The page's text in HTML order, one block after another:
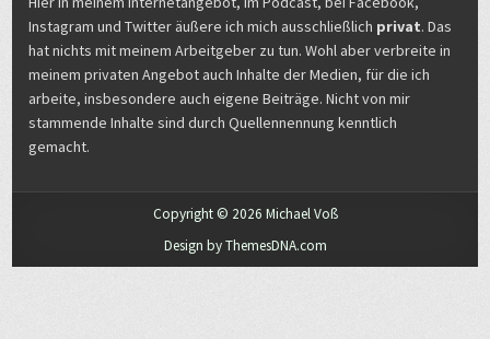
Instagram und Twitter äußere ich mich ausschließlich privat. Das
hat nichts mit meinem Arbeitgeber zu tun. Wohl aber verbreite in
meinem privaten Angebot auch Inhalte der Medien, für die ich
arbeite, insbesondere auch eigene Beiträge. Nicht von mir
stammende Inhalte sind durch Quellennennung kenntlich
gemacht.
Copyright © 2026 Michael Voß
Design by ThemesDNA.com